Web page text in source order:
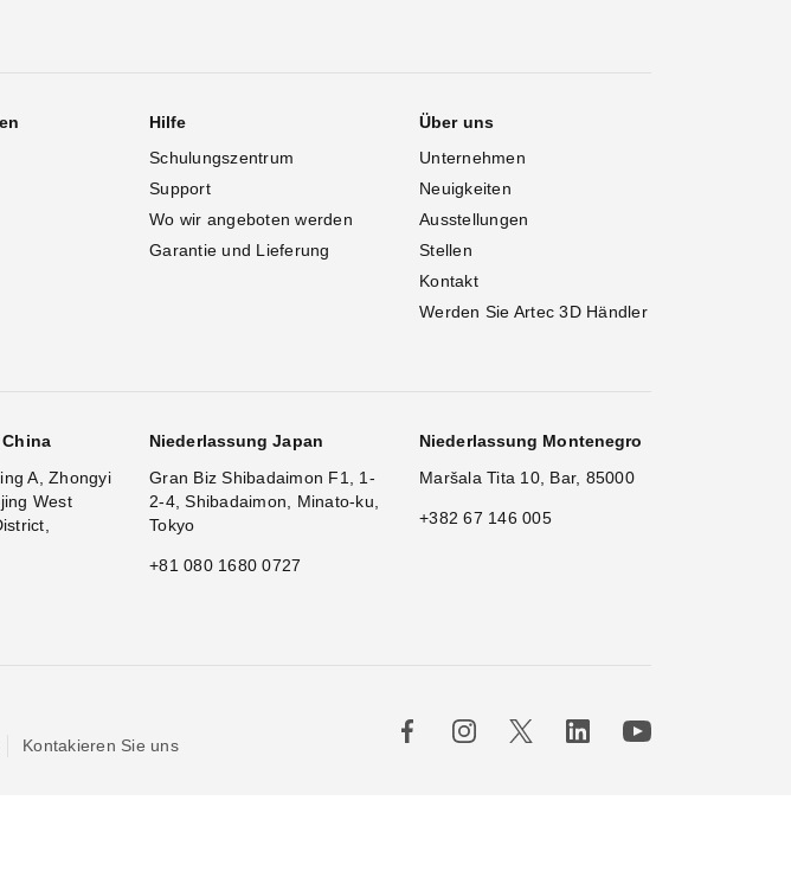
Hilfe
Schulungszentrum
Support
Wo wir angeboten werden
Garantie und Lieferung
Über uns
Unternehmen
Neuigkeiten
Ausstellungen
Stellen
Kontakt
Werden Sie Artec 3D Händler
A, Zhongyi
West
Niederlassung Japan
Gran Biz Shibadaimon F1, 1-
2-4, Shibadaimon, Minato-ku,
Tokyo
+81 080 1680 0727
Niederlassung Montenegro
Maršala Tita 10, Bar, 85000
+382 67 146 005
Kontakieren Sie uns